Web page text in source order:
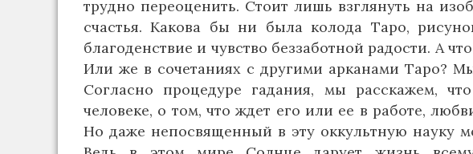
трудно переоценить. Стоит лишь взглянуть на
счастья. Какова бы ни была колода Таро,
благоденствие и чувство беззаботной радости. А
Или же в сочетаниях с другими арканами Таро?
Согласно процедуре гадания, мы расскажем,
человеке, о том, что ждет его или ее в работе,
Но даже непосвященный в эту оккультную науку